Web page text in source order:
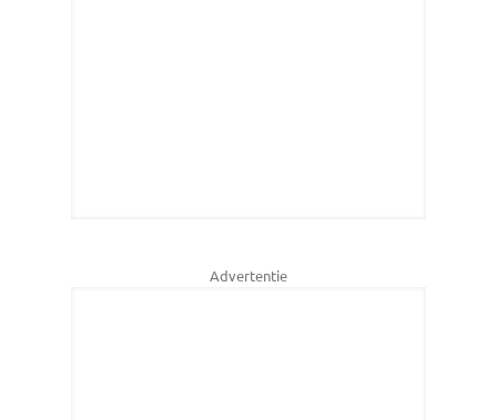
Advertentie